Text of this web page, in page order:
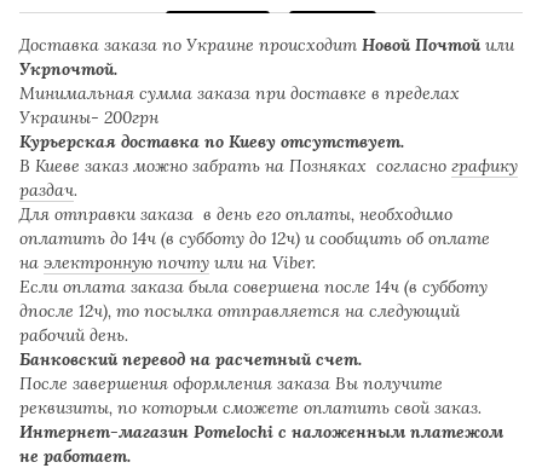
Доставка заказа по Украине происходит Новой Почтой или
Укрпочтой.
Минимальная сумма заказа при доставке в пределах
Украины- 200грн
Курьерская доставка по Киеву отсутствует.
В Киеве заказ можно забрать на Позняках согласно графику
раздач.
Для отправки заказа в день его оплаты, необходимо
оплатить до 14ч (в субботу до 12ч) и сообщить об оплате
на электронную почту или на Viber.
Если оплата заказа была совершена после 14ч (в субботу
дпосле 12ч), то посылка отправляется на следующий
рабочий день.
Банковский перевод на расчетный счет.
После завершения оформления заказа Вы получите
реквизиты, по которым сможете оплатить свой заказ.
Интернет-магазин Pomelochi с наложенным платежом
не работает.